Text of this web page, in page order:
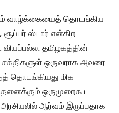
வாழ்க்கையைத் தொடங்கிய
சூப்பர் ஸ்டார் என்கிற
தமிழகத்தின்
ஒருவராக அவரை
தொடங்கியது மிக
ஒருமுறைகூட
ஆர்வம் இருப்பதாக